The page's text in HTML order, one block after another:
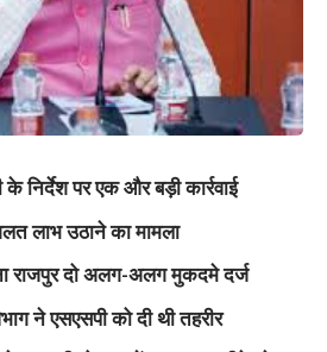
निर्देश पर एक और बड़ी कार्रवाई
लाभ उठाने का मामला
राजपुर दो अलग-अलग मुकदमे दर्ज
ने एसएसपी को दी थी तहरीर